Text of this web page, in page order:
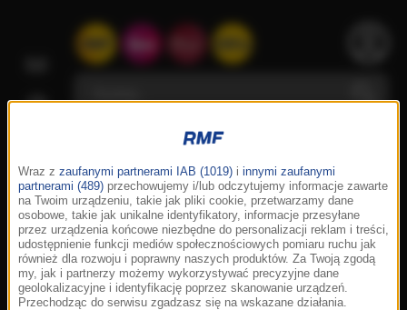
Wraz z zaufanymi partnerami IAB (1019) i innymi zaufanymi
partnerami (489) przechowujemy i/lub odczytujemy informacje zawarte
na Twoim urządzeniu, takie jak pliki cookie, przetwarzamy dane
osobowe, takie jak unikalne identyfikatory, informacje przesyłane
przez urządzenia końcowe niezbędne do personalizacji reklam i treści,
udostępnienie funkcji mediów społecznościowych pomiaru ruchu jak
również dla rozwoju i poprawny naszych produktów. Za Twoją zgodą
my, jak i partnerzy możemy wykorzystywać precyzyjne dane
geolokalizacyjne i identyfikację poprzez skanowanie urządzeń.
Przechodząc do serwisu zgadzasz się na wskazane działania.